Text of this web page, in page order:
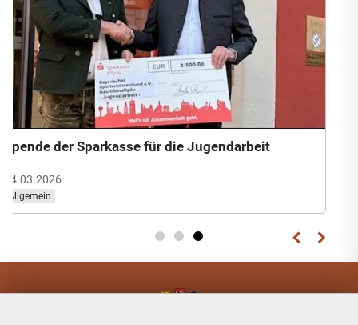
Spende der Sparkasse für die Jugendarbeit
14.03.2026
Allgemein